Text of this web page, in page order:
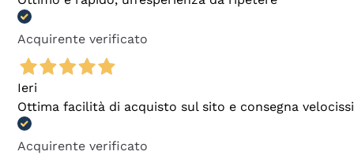
Acquirente verificato
Ieri
Ottima facilità di acquisto sul sito e consegna
Acquirente verificato